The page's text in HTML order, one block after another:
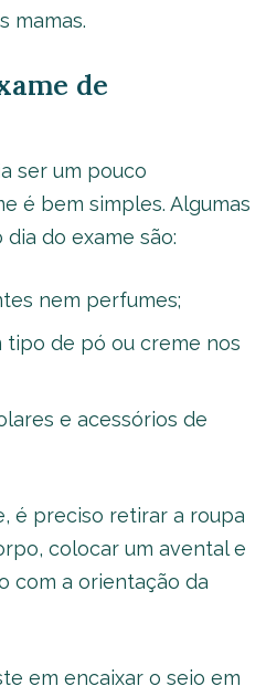
mamas.
de
ser um pouco
é bem simples. Algumas
do exame são:
nem perfumes;
tipo de pó ou creme nos
e acessórios de
é preciso retirar a roupa
colocar um avental e
com a orientação da
em encaixar o seio em